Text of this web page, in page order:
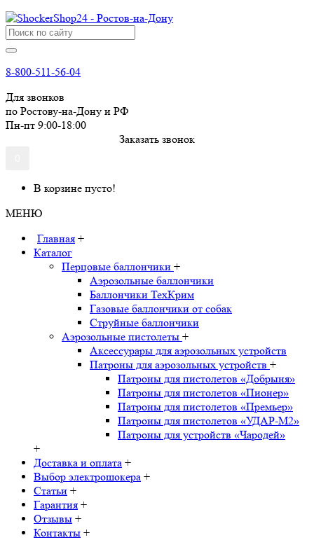
8-800-511-56-04
Для звонков
по Ростову-на-Дону и РФ
Пн-пт 9:00-18:00
Заказать звонок
В корзине пусто!
МЕНЮ
Главная +
Каталог
Перцовые баллончики +
Аэрозольные баллончики
Баллончики ТехКрим
Газовые баллончики от собак
Струйные баллончики
Аэрозольные пистолеты +
Аксессурары для аэрозольных устройств
Патроны для аэрозольных устройств +
Патроны для пистолетов «Добрыня»
Патроны для пистолетов «Пионер»
Патроны для пистолетов «Премьер»
Патроны для пистолетов «УДАР-M2»
Патроны для устройств «Чародей»
+
Доставка и оплата +
Выбор электрошокера +
Статьи +
Гарантия +
Отзывы +
Контакты +